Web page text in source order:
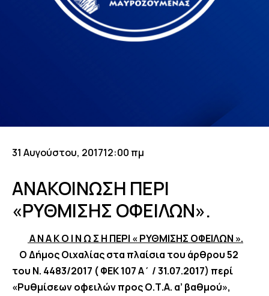
31 Αυγούστου, 201712:00 πμ
ΑΝΑΚΟΙΝΩΣΗ ΠΕΡΙ
«ΡΥΘΜΙΣΗΣ ΟΦΕΙΛΩΝ».
Α Ν Α Κ Ο Ι Ν Ω Σ Η ΠΕΡΙ « ΡΥΘΜΙΣΗΣ ΟΦΕΙΛΩΝ ».
ΟΔήμος Οιχαλίας στα πλαίσια του άρθρου 52
του Ν. 4483/2017 ( ΦΕΚ 107 Α΄ / 31.07.2017) περί
«Ρυθμίσεων οφειλών προς Ο.Τ.Α. α’ βαθμού»,